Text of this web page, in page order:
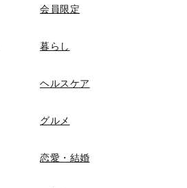
会員限定
暮らし
ヘルスケア
グルメ
恋愛・結婚